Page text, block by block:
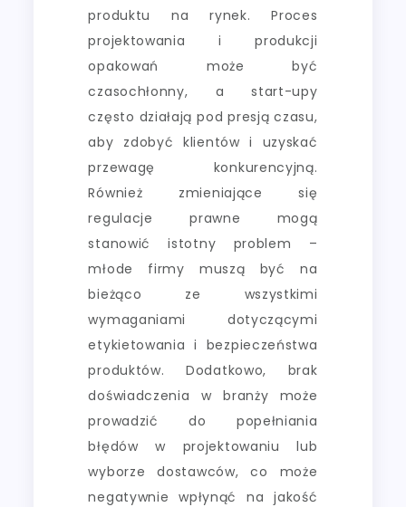
produktu na rynek. Proces
projektowania i produkcji
opakowań może być
czasochłonny, a start-upy
często działają pod presją czasu,
aby zdobyć klientów i uzyskać
przewagę konkurencyjną.
Również zmieniające się
regulacje prawne mogą
stanowić istotny problem –
młode firmy muszą być na
bieżąco ze wszystkimi
wymaganiami dotyczącymi
etykietowania i bezpieczeństwa
produktów. Dodatkowo, brak
doświadczenia w branży może
prowadzić do popełniania
błędów w projektowaniu lub
wyborze dostawców, co może
negatywnie wpłynąć na jakość